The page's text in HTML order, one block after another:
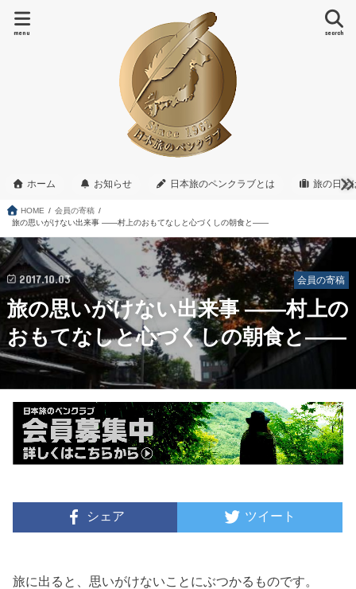
search
menu
ホーム お知らせ 日本旅のペンクラブとは 旅の日と
HOME
会員の寄稿
旅の思いがけない出来事 ――村上のおもてなしと心づくしの朝食と――
会員の寄稿
2017.10.03
旅の思いがけない出来事 ――村上の
おもてなしと心づくしの朝食と――
シェア ツイート
旅に出ると、思いがけないことにぶつかるものです。